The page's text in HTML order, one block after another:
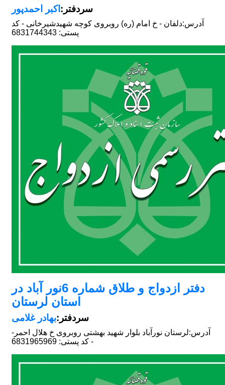
سردفتر: اکبر احمدپور
آدرس:دلفان - خ امام (ره) روبروی کوچه شهیدشیرخانی - کد
پستی: 6831744343
دفتر ازدواج و طلاق شماره 6نور آباد در
استان لرستان
سردفتر:بهادر غلامی
آدرس:لرستان نورآباد بلوار شهید بهشتی روبروی خ هلال احمر-
- کد پستی: 6831965969